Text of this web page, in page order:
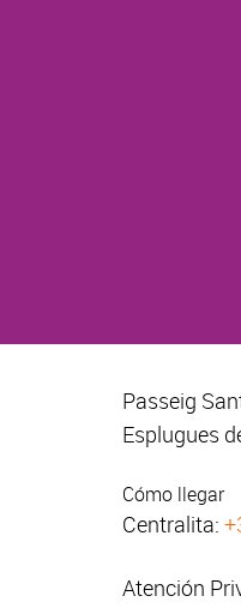
Passeig
Esplugues
Cómo llegar
Centralita:
Atención